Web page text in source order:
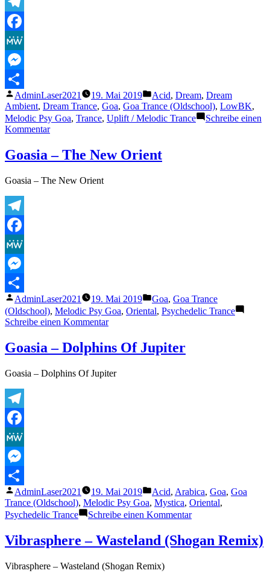
Telegram
Facebook
MeWe
Messenger
Teilen
Veröffentlicht
von
AdminLaser2021 19. Mai 2019
Veröffentlicht
unter
Acid, Dream, Dream
Ambient, Dream Trance, Goa, Goa Trance (Oldschool), LowBK,
Melodic Psy Goa, Trance, Uplift / Melodic Trance
Schreibe einen
Kommentarzu
Dancing
the
Goasia – The New Orient
Goasia – The New Orient
Telegram
Facebook
MeWe
Messenger
Teilen
Veröffentlicht
von
AdminLaser2021 19. Mai 2019
Veröffentlicht
unter
Goa, Goa Trance
(Oldschool), Melodic Psy Goa, Oriental, Psychedelic Trance
Schreibe einen Kommentarzu
The
Orient
Goasia – Dolphins Of Jupiter
Goasia – Dolphins Of Jupiter
Telegram
Facebook
MeWe
Messenger
Teilen
Veröffentlicht
von
AdminLaser2021 19. Mai 2019
Veröffentlicht
unter
Acid, Arabica, Goa, Goa
Trance (Oldschool), Melodic Psy Goa, Mystica, Oriental,
Psychedelic Trance
Schreibe einen Kommentarzu
Dolphins
Vibrasphere – Wasteland (Shogan Remix)
Vibrasphere – Wasteland (Shogan Remix)